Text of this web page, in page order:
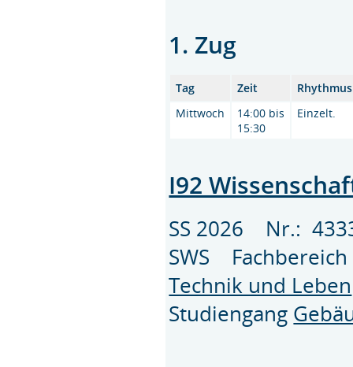
1. Zug
Tag Zeit
Rhythmus
Mittwoch
14:00 bis
15:30
Einzelt.
I92
SS 2026 Nr.:
SWS Fachbereich
Technik und Leben
Studiengang